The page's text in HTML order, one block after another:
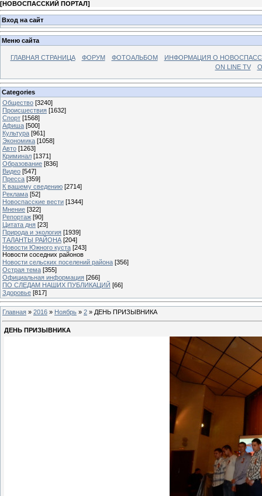
[НОВОСПАССКИЙ ПОРТАЛ]
Вход на сайт
Меню сайта
ГЛАВНАЯ СТРАНИЦА ФОРУМ ФОТОАЛЬБОМ
ИНФОРМАЦИЯ О
ON LINE TV
Categories
Общество [3240]
Происшествия [1632]
Спорт [1568]
Афиша [500]
Культура [961]
Экономика [1058]
Авто [1263]
Криминал [1371]
Образование [836]
Видео [547]
Пресса [359]
К вашему сведению [2714]
Реклама [52]
Новоспасские вести [1344]
Мнение [322]
Репортаж [90]
Цитата дня [23]
Природа и экология [1939]
ТАЛАНТЫ РАЙОНА [204]
Новости Южного куста [243]
Новости соседних районов
Новости сельских поселений района [356]
Острая тема [355]
Официальная информация [266]
ПО СЛЕДАМ НАШИХ ПУБЛИКАЦИЙ [66]
Здоровье [817]
Главная » 2016 » Ноябрь » 2 » ДЕНЬ ПРИЗЫВНИКА
ДЕНЬ ПРИЗЫВНИКА